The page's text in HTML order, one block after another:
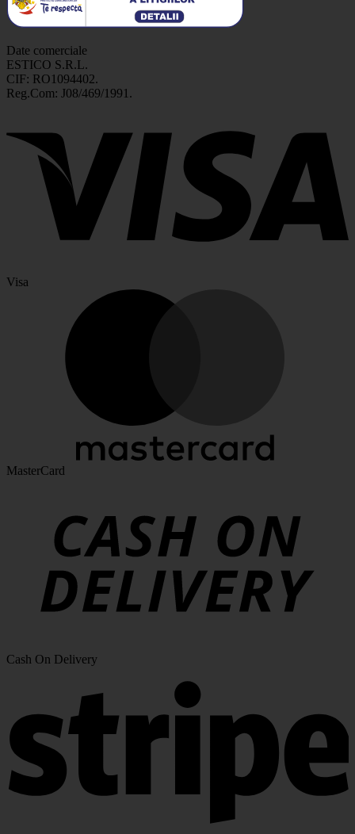
Date comerciale
ESTICO S.R.L.
CIF: RO1094402.
Reg.Com: J08/469/1991.
Visa
MasterCard
Cash On Delivery